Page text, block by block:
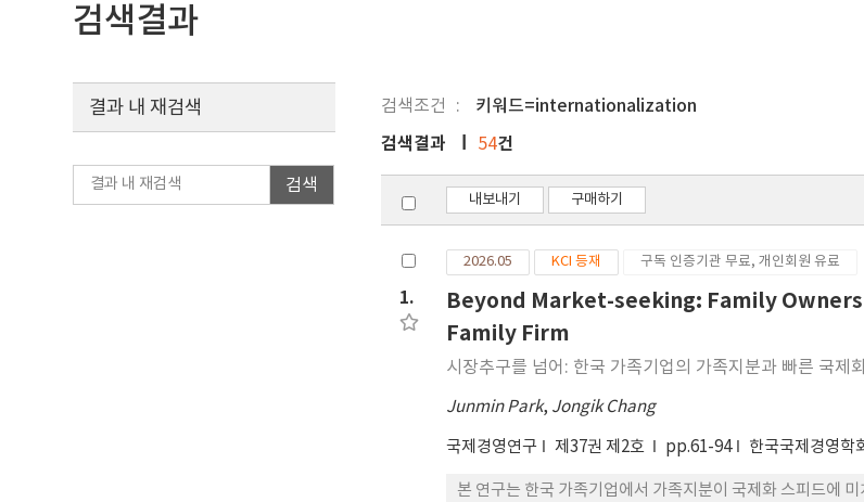
검색결과
검색조건 키워드=internationalization
결과 내 재검색
검색
검색결과 54건
내보내기 구매하기
1.
2026.05 KCI 등재 구독 인증기관 무료, 개인회원 유료
Beyond Market-seeking: Family
Family Firm
시장추구를 넘어: 한국 가족기업의 가족지분과 빠른 국제
Junmin Park, Jongik Chang
국제경영연구 제37권 제2호 pp.61-94 한국국제경영학
본 연구는 한국 가족기업에서 가족지분이 국제화 스피드에